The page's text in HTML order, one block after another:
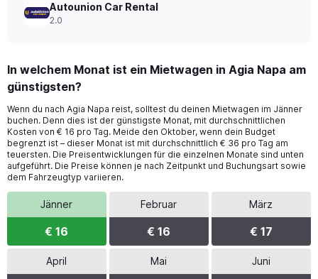
Autounion Car Rental
2.0
In welchem Monat ist ein Mietwagen in Agia Napa am
günstigsten?
Wenn du nach Agia Napa reist, solltest du deinen Mietwagen im Jänner
buchen. Denn dies ist der günstigste Monat, mit durchschnittlichen
Kosten von € 16 pro Tag. Meide den Oktober, wenn dein Budget
begrenzt ist – dieser Monat ist mit durchschnittlich € 36 pro Tag am
teuersten. Die Preisentwicklungen für die einzelnen Monate sind unten
aufgeführt. Die Preise können je nach Zeitpunkt und Buchungsart sowie
dem Fahrzeugtyp variieren.
Jänner
€ 16
Februar
€ 16
März
€ 17
April Mai Juni